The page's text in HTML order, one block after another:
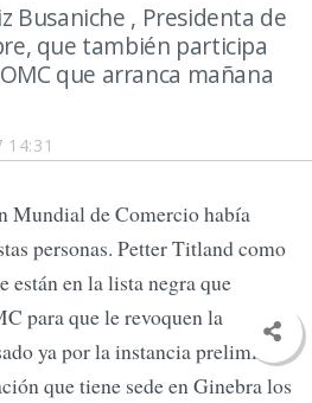
14:31
Busaniche , Presidenta de
que también participa
que arranca mañana
Mundial de Comercio había
personas. Petter Titland como
están en la lista negra que
para que le revoquen la
ya por la instancia preliminar
que tiene sede en Ginebra los